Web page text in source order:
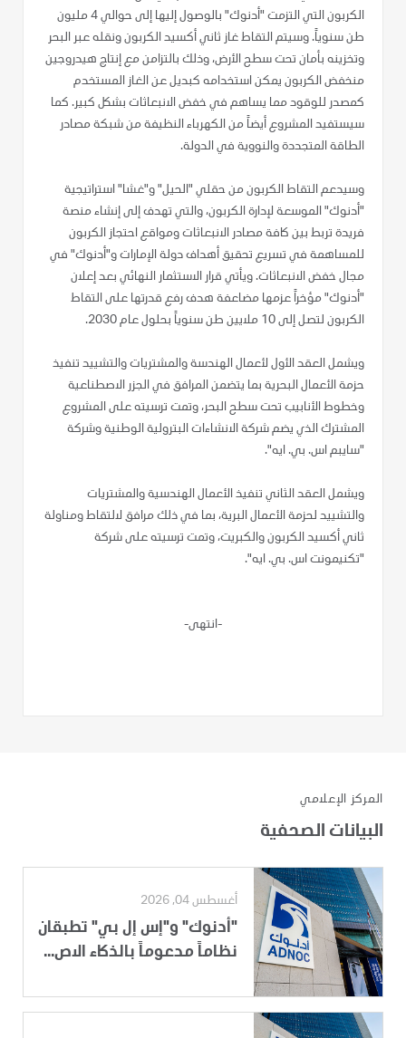
الكربون التي التزمت "أدنوك" بالوصول إليها إلى حوالي 4 مليون
طن سنوياً. وسيتم التقاط غاز ثاني أكسيد الكربون ونقله عبر البحر
وتخزينه بأمان تحت سطح الأرض، وذلك بالتزامن مع إنتاج هيدروجين
منخفض الكربون يمكن استخدامه كبديل عن الغاز المستخدم
كمصدر للوقود مما يساهم في خفض الانبعاثات بشكل كبير. كما
سيستفيد المشروع أيضاً من الكهرباء النظيفة من شبكة مصادر
الطاقة المتجددة والنووية في الدولة.
وسيدعم التقاط الكربون من حقلي "الحيل" و"غشا" استراتيجية
"أدنوك" الموسعة لإدارة الكربون، والتي تهدف إلى إنشاء منصة
فريدة تربط بين كافة مصادر الانبعاثات ومواقع احتجاز الكربون
للمساهمة في تسريع تحقيق أهداف دولة الإمارات و"أدنوك" في
مجال خفض الانبعاثات. ويأتي قرار الاستثمار النهائي بعد إعلان
"أدنوك" مؤخراً عزمها مضاعفة هدف رفع قدرتها على التقاط
الكربون لتصل إلى 10 ملايين طن سنوياً بحلول عام 2030.
ويشمل العقد الأول لأعمال الهندسة والمشتريات والتشييد تنفيذ
حزمة الأعمال البحرية بما يتضمن المرافق في الجزر الاصطناعية
وخطوط الأنابيب تحت سطح البحر، وتمت ترسيته على المشروع
المشترك الذي يضم شركة الانشاءات البترولية الوطنية وشركة
"سايبم اس. بي. ايه".
ويشمل العقد الثاني تنفيذ الأعمال الهندسية والمشتريات
والتشييد لحزمة الأعمال البرية، بما في ذلك مرافق لالتقاط ومناولة
ثاني أكسيد الكربون والكبريت، وتمت ترسيته على شركة
"تكنيمونت اس. بي. ايه".
-انتهى-
المركز الإعلامي
البيانات الصحفية
أغسطس 04, 2026
"أدنوك" و"إس إل بي" تطبقان
نظاماً مدعوماً بالذكاء الاص...